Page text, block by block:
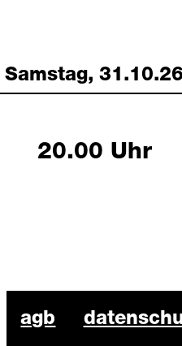
Samstag, 31.10.26
Saturday,
20.00 Uhr
agb